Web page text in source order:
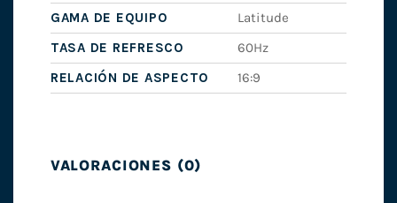
GAMA DE EQUIPO
Latitude
TASA DE REFRESCO
60Hz
RELACIÓN DE ASPECTO
16:9
VALORACIONES (0)